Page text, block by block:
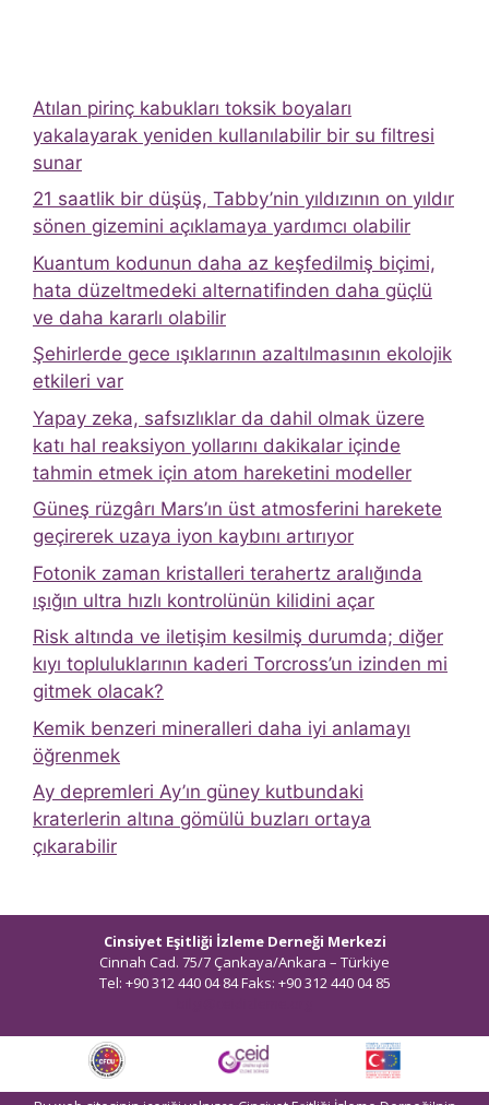
Atılan pirinç kabukları toksik boyaları
yakalayarak yeniden kullanılabilir bir su filtresi
sunar
21 saatlik bir düşüş, Tabby’nin yıldızının on yıldır
sönen gizemini açıklamaya yardımcı olabilir
Kuantum kodunun daha az keşfedilmiş biçimi,
hata düzeltmedeki alternatifinden daha güçlü
ve daha kararlı olabilir
Şehirlerde gece ışıklarının azaltılmasının ekolojik
etkileri var
Yapay zeka, safsızlıklar da dahil olmak üzere
katı hal reaksiyon yollarını dakikalar içinde
tahmin etmek için atom hareketini modeller
Güneş rüzgârı Mars’ın üst atmosferini harekete
geçirerek uzaya iyon kaybını artırıyor
Fotonik zaman kristalleri terahertz aralığında
ışığın ultra hızlı kontrolünün kilidini açar
Risk altında ve iletişim kesilmiş durumda; diğer
kıyı topluluklarının kaderi Torcross’un izinden mi
gitmek olacak?
Kemik benzeri mineralleri daha iyi anlamayı
öğrenmek
Ay depremleri Ay’ın güney kutbundaki
kraterlerin altına gömülü buzları ortaya
çıkarabilir
Cinsiyet Eşitliği İzleme Derneği Merkezi
Cinnah Cad. 75/7 Çankaya/Ankara – Türkiye
Tel: +90 312 440 04 84 Faks: +90 312 440 04 85